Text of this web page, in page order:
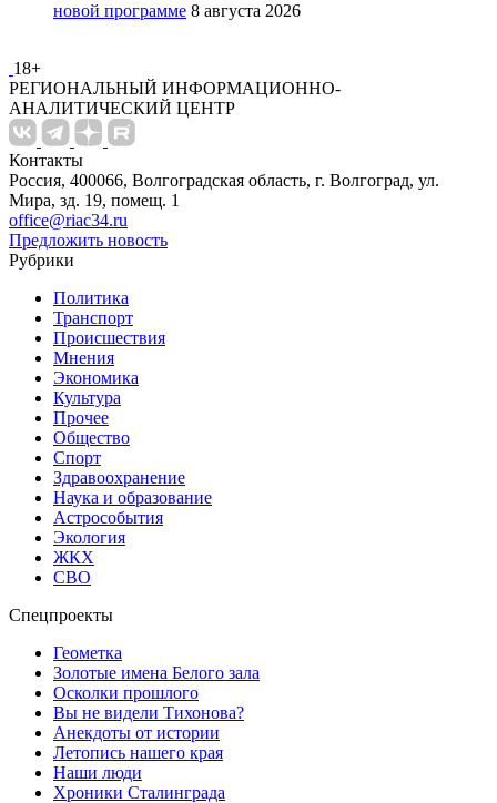
новой программе 8 августа 2026
18+
РЕГИОНАЛЬНЫЙ ИНФОРМАЦИОННО-
АНАЛИТИЧЕСКИЙ ЦЕНТР
Контакты
Россия, 400066, Волгоградская область, г. Волгоград, ул.
Мира, зд. 19, помещ. 1
office@riac34.ru
Предложить новость
Рубрики
Политика
Транспорт
Происшествия
Мнения
Экономика
Культура
Прочее
Общество
Спорт
Здравоохранение
Наука и образование
Астрособытия
Экология
ЖКХ
СВО
Спецпроекты
Геометка
Золотые имена Белого зала
Осколки прошлого
Вы не видели Тихонова?
Анекдоты от истории
Летопись нашего края
Наши люди
Хроники Сталинграда